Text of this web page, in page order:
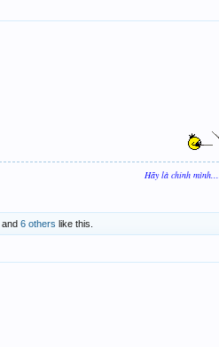
Hãy là chính
and 6 others like this.